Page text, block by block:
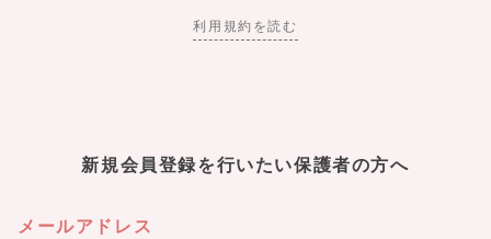
利用規約を読む
新規会員登録を行いたい保護者の方へ
メールアドレス